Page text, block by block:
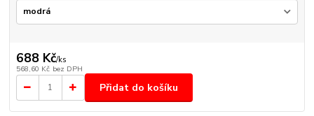
688 Kč/ks
568,60 Kč bez DPH
Přidat do košíku